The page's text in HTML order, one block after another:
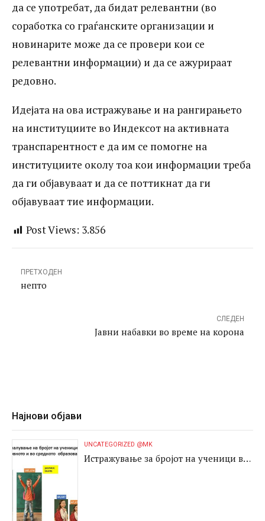
да се употребат, да бидат релевантни (во
соработка со граѓанските организации и
новинарите може да се провери кои се
релевантни информации) и да се ажурираат
редовно.
Идејата на ова истражување и на рангирањето
на институциите во Индексот на активната
транспарентност е да им се помогне на
институциите околу тоа кои информации треба
да ги објавуваат и да се поттикнат да ги
објавуваат тие информации.
Post Views: 3.856
ПРЕТХОДЕН
непто
СЛЕДЕН
Јавни набавки во време на корона
Најнови објави
UNCATEGORIZED @MK
Истражување за бројот на ученици во